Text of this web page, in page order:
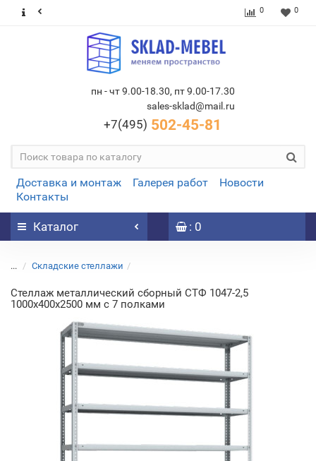
0 0
пн - чт 9.00-18.30, пт 9.00-17.30
sales-sklad@mail.ru
+7(495) 502-45-81
Доставка и монтаж Галерея работ
Новости
Контакты
Каталог : 0
... Складские стеллажи
Стеллаж металлический сборный СТФ 1047-2,5
1000х400х2500 мм с 7 полками